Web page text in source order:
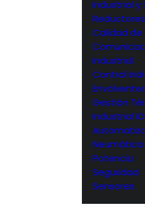
Industrial
Reductores
Calidad de
Industrial
Control
Gestión
Industrial
Neumática
Potencia
Seguridad
Sensores